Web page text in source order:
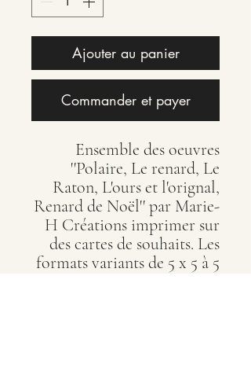
Ajouter au panier
Commander et payer
Ensemble des oeuvres
''Polaire, Le renard, Le
Raton, L'ours et l'orignal,
Renard de Noël'' par Marie-
H Créations imprimer sur
des cartes de souhaits. Les
formats variants de 5 x 5 à 5